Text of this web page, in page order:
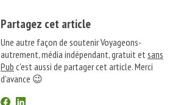
Partagez cet article
Une autre façon de soutenir Voyageons-
autrement, média indépendant, gratuit etsans
Pub c'est aussi de partager cet article. Merci
d'avance 😉